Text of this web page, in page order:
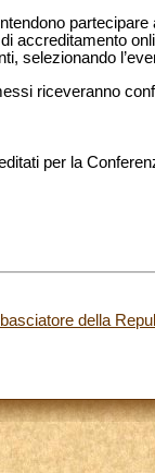
accreditamento
selezionando
riceveranno
per la
della